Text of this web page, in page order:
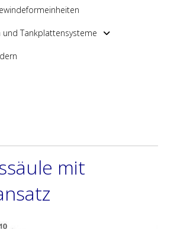
und Tankplattensysteme
mit